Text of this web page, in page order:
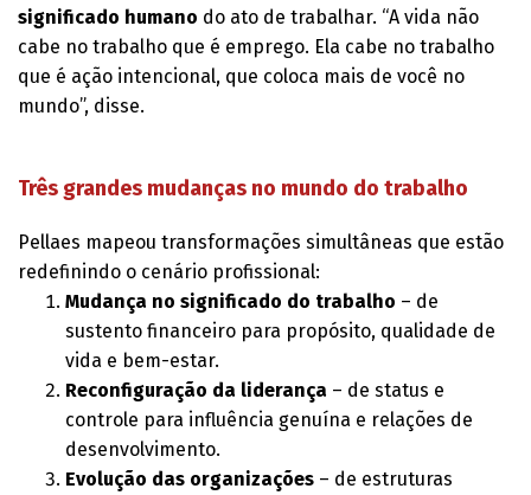
significado humano do ato de trabalhar. “A vida não
cabe no trabalho que é emprego. Ela cabe no trabalho
que é ação intencional, que coloca mais de você no
mundo”, disse.
Três grandes mudanças no mundo do trabalho
Pellaes mapeou transformações simultâneas que estão
redefinindo o cenário profissional:
Mudança no significado do trabalho – de
sustento financeiro para propósito, qualidade de
vida e bem-estar.
Reconfiguração da liderança – de status e
controle para influência genuína e relações de
desenvolvimento.
Evolução das organizações – de estruturas